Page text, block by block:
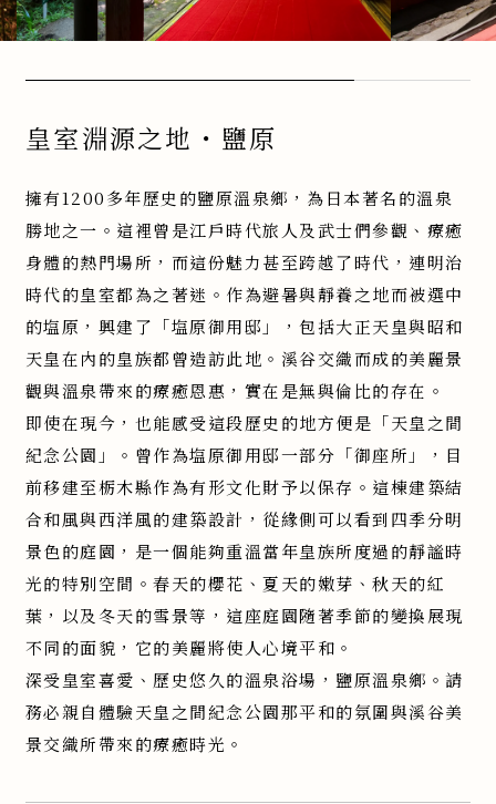
皇室淵源之地・鹽原
擁有1200多年歷史的鹽原溫泉鄉，為日本著名的溫泉
勝地之一。這裡曾是江戶時代旅人及武士們參觀、療癒
身體的熱門場所，而這份魅力甚至跨越了時代，連明治
時代的皇室都為之著迷。作為避暑與靜養之地而被選中
的塩原，興建了「塩原御用邸」，包括大正天皇與昭和
天皇在內的皇族都曾造訪此地。溪谷交織而成的美麗景
觀與溫泉帶來的療癒恩惠，實在是無與倫比的存在。
即使在現今，也能感受這段歷史的地方便是「天皇之間
紀念公園」。曾作為塩原御用邸一部分「御座所」，目
前移建至栃木縣作為有形文化財予以保存。這棟建築結
合和風與西洋風的建築設計，從緣側可以看到四季分明
景色的庭園，是一個能夠重溫當年皇族所度過的靜謐時
光的特別空間。春天的櫻花、夏天的嫩芽、秋天的紅
葉，以及冬天的雪景等，這座庭園隨著季節的變換展現
不同的面貌，它的美麗將使人心境平和。
深受皇室喜愛、歷史悠久的溫泉浴場，鹽原溫泉鄉。請
務必親自體驗天皇之間紀念公園那平和的氛圍與溪谷美
景交織所帶來的療癒時光。